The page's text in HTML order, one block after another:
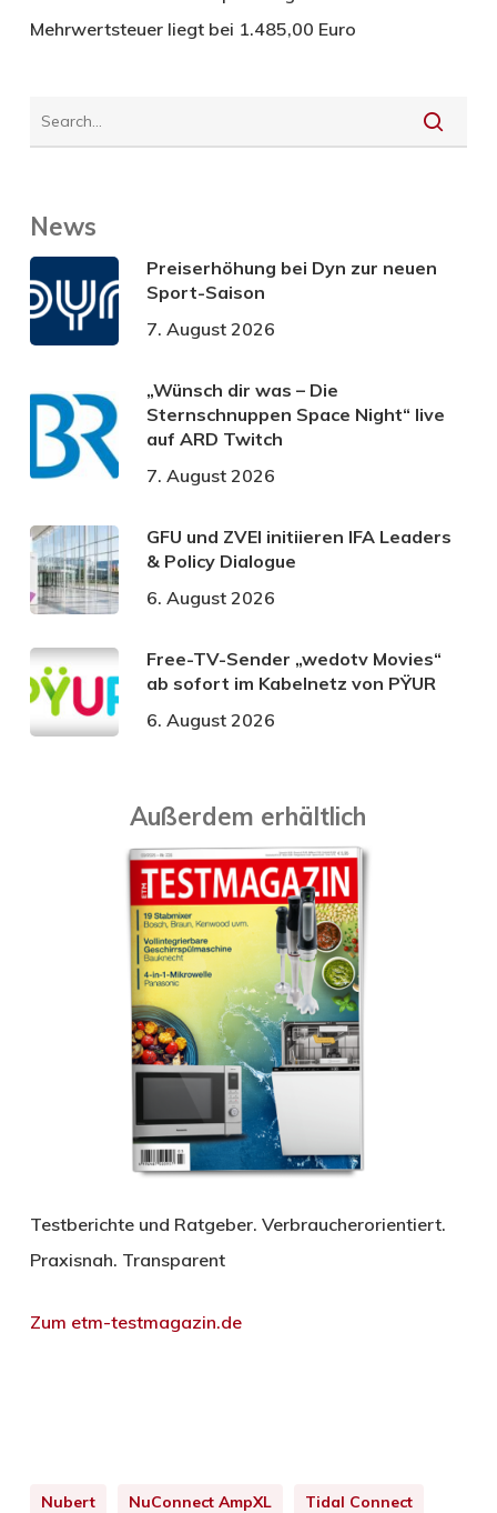
Mehrwertsteuer liegt bei 1.485,00 Euro
News
Preiserhöhung bei Dyn zur neuen
Sport-Saison
7. August 2026
„Wünsch dir was – Die
Sternschnuppen Space Night“ live
auf ARD Twitch
7. August 2026
GFU und ZVEI initiieren IFA Leaders
& Policy Dialogue
6. August 2026
Free-TV-Sender „wedotv Movies“
ab sofort im Kabelnetz von PŸUR
6. August 2026
Außerdem erhältlich
Testberichte und Ratgeber. Verbraucherorientiert.
Praxisnah. Transparent
Zum etm-testmagazin.de
Nubert NuConnect AmpXL Tidal Connect